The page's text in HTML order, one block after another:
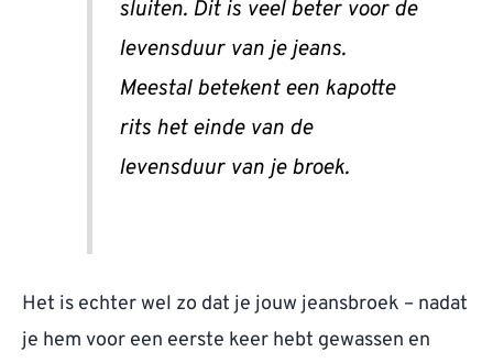
sluiten. Dit is veel beter voor de
levensduur van je jeans.
Meestal betekent een kapotte
rits het einde van de
levensduur van je broek.
Het is echter wel zo dat je jouw jeansbroek – nadat
je hem voor een eerste keer hebt gewassen en